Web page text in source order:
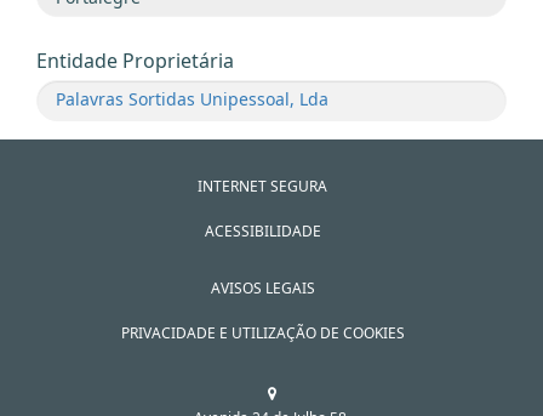
Entidade Proprietária
Palavras Sortidas Unipessoal, Lda
INTERNET SEGURA
ACESSIBILIDADE
AVISOS LEGAIS
PRIVACIDADE E UTILIZAÇÃO DE COOKIES